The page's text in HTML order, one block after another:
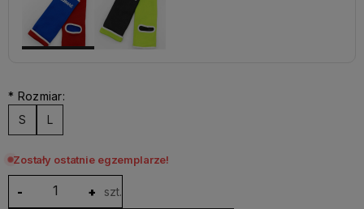
* Rozmiar:
S
L
Zostały ostatnie egzemplarze!
+
- szt.